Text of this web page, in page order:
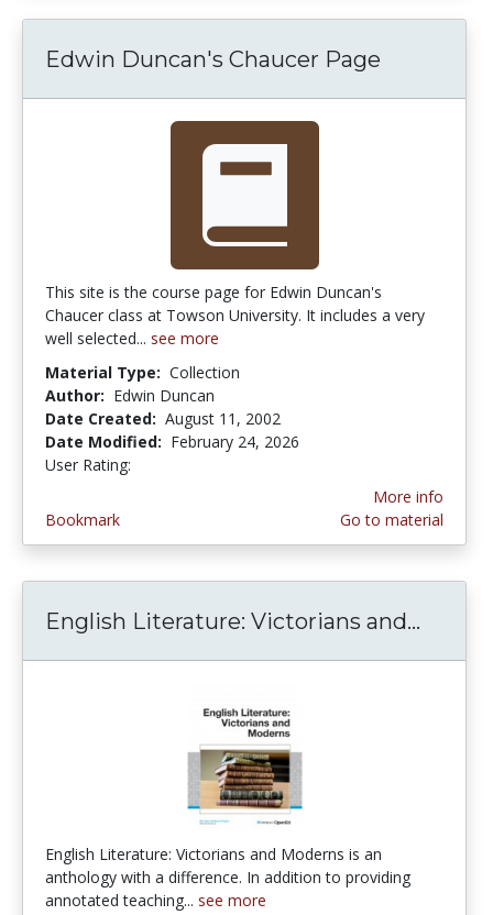
Edwin Duncan's Chaucer Page
This site is the course page for Edwin Duncan's
Chaucer class at Towson University. It includes a very
well selected... see more
Material Type: Collection
Author: Edwin Duncan
Date Created: August 11, 2002
Date Modified: February 24, 2026
User Rating:
Bookmark
More info
Go to material
English Literature: Victorians and...
English Literature: Victorians and Moderns is an
anthology with a difference. In addition to providing
annotated teaching... see more